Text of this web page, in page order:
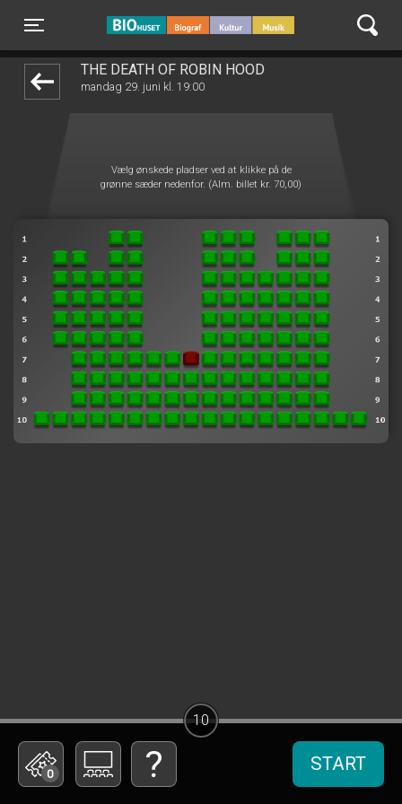
Toggle navigation
BIO Huset Galten
THE DEATH OF ROBIN HOOD
mandag 29. juni kl. 19:00
Vælg ønskede pladser ved at klikke på de
grønne sæder nedenfor. (Alm. billet kr. 70,00)
0 START
10
front05-temp 124635